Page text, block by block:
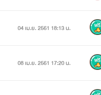
04 เม.ย. 2561 18:13 น.
08 เม.ย. 2561 17:20 น.